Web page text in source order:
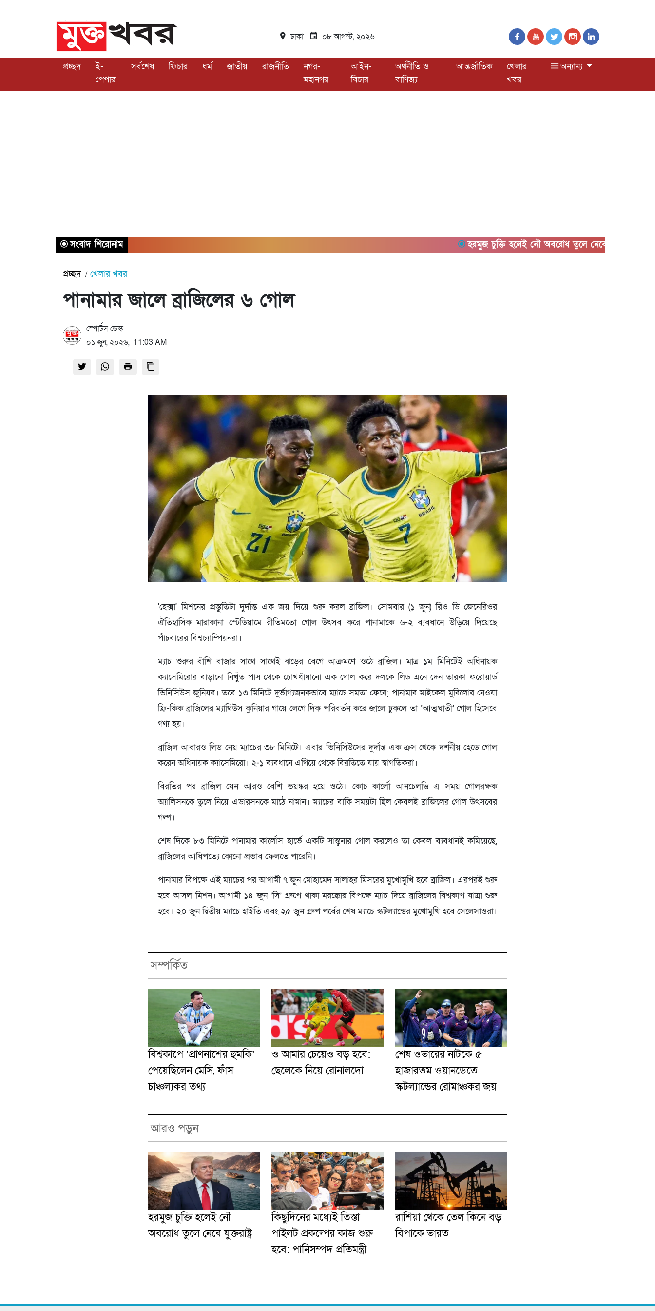
ঢাকা ০৮ আগস্ট, ২০২৬
প্রচ্ছদ
ই-
পেপার
সর্বশেষ ফিচার ধর্ম জাতীয় রাজনীতি
নগর-
মহানগর
আইন-
বিচার
অর্থনীতি ও
বাণিজ্য
আন্তর্জাতিক
খেলার
খবর
অন্যান্য
সংবাদ শিরোনাম হরমুজ চুক্তি হলেই নৌ অবরোধ তুলে নেবে যুক্তরাষ্ট্র
প্রচ্ছদ খেলার খবর
পানামার জালে ব্রাজিলের ৬ গোল
স্পোর্টস ডেস্ক
০১ জুন, ২০২৬, 11:03 AM
'হেক্সা' মিশনের প্রস্তুতিটা দুর্দান্ত এক জয় দিয়ে শুরু করল ব্রাজিল। সোমবার (১ জুন) রিও ডি জেনেরিওর
ঐতিহাসিক মারাকানা স্টেডিয়ামে রীতিমতো গোল উৎসব করে পানামাকে ৬-২ ব্যবধানে উড়িয়ে দিয়েছে
পাঁচবারের বিশ্বচ্যাম্পিয়নরা।
ম্যাচ শুরুর বাঁশি বাজার সাথে সাথেই ঝড়ের বেগে আক্রমণে ওঠে ব্রাজিল। মাত্র ১ম মিনিটেই অধিনায়ক
ক্যাসেমিরোর বাড়ানো নিখুঁত পাস থেকে চোখধাঁধানো এক গোল করে দলকে লিড এনে দেন তারকা ফরোয়ার্ড
ভিনিসিউস জুনিয়র। তবে ১৩ মিনিটে দুর্ভাগ্যজনকভাবে ম্যাচে সমতা ফেরে; পানামার মাইকেল মুরিলোর নেওয়া
ফ্রি-কিক ব্রাজিলের ম্যাথিউস কুনিয়ার গায়ে লেগে দিক পরিবর্তন করে জালে ঢুকলে তা ‘আত্মঘাতী’ গোল হিসেবে
গণ্য হয়।
ব্রাজিল আবারও লিড নেয় ম্যাচের ৩৮ মিনিটে। এবার ভিনিসিউসের দুর্দান্ত এক ক্রস থেকে দর্শনীয় হেডে গোল
করেন অধিনায়ক ক্যাসেমিরো। ২-১ ব্যবধানে এগিয়ে থেকে বিরতিতে যায় স্বাগতিকরা।
বিরতির পর ব্রাজিল যেন আরও বেশি ভয়ঙ্কর হয়ে ওঠে। কোচ কার্লো আনচেলত্তি এ সময় গোলরক্ষক
অ্যালিসনকে তুলে নিয়ে এডারসনকে মাঠে নামান। ম্যাচের বাকি সময়টা ছিল কেবলই ব্রাজিলের গোল উৎসবের
গল্প।
শেষ দিকে ৮৩ মিনিটে পানামার কার্লোস হার্ভে একটি সান্ত্বনার গোল করলেও তা কেবল ব্যবধানই কমিয়েছে,
ব্রাজিলের আধিপত্যে কোনো প্রভাব ফেলতে পারেনি।
পানামার বিপক্ষে এই ম্যাচের পর আগামী ৭ জুন মোহামেদ সালাহর মিসরের মুখোমুখি হবে ব্রাজিল। এরপরই শুরু
হবে আসল মিশন। আগামী ১৪ জুন ‘সি’ গ্রুপে থাকা মরক্কোর বিপক্ষে ম্যাচ দিয়ে ব্রাজিলের বিশ্বকাপ যাত্রা শুরু
হবে। ২০ জুন দ্বিতীয় ম্যাচে হাইতি এবং ২৫ জুন গ্রুপ পর্বের শেষ ম্যাচে স্কটল্যান্ডের মুখোমুখি হবে সেলেসাওরা।
সম্পর্কিত
বিশ্বকাপে ‘প্রাণনাশের হুমকি’
পেয়েছিলেন মেসি, ফাঁস
চাঞ্চল্যকর তথ্য
ও আমার চেয়েও বড় হবে:
ছেলেকে নিয়ে রোনালদো
শেষ ওভারের নাটকে ৫
হাজারতম ওয়ানডেতে
স্কটল্যান্ডের রোমাঞ্চকর জয়
আরও পড়ুন
হরমুজ চুক্তি হলেই নৌ
অবরোধ তুলে নেবে যুক্তরাষ্ট্র
কিছুদিনের মধ্যেই তিস্তা
পাইলট প্রকল্পের কাজ শুরু
হবে: পানিসম্পদ প্রতিমন্ত্রী
রাশিয়া থেকে তেল কিনে বড়
বিপাকে ভারত